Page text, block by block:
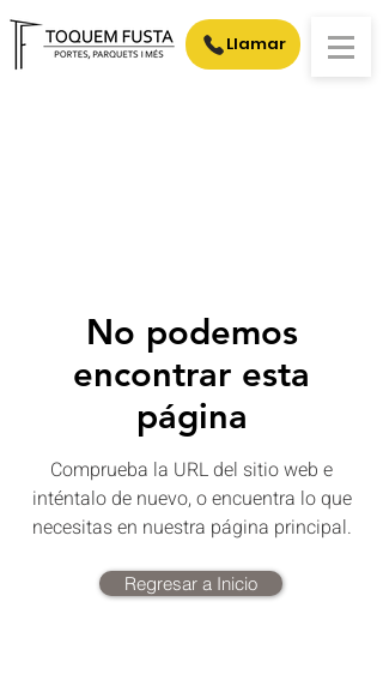
Llamar
No podemos
encontrar esta
página
Comprueba la URL del sitio web e
inténtalo de nuevo, o encuentra lo que
necesitas en nuestra página principal.
Regresar a Inicio